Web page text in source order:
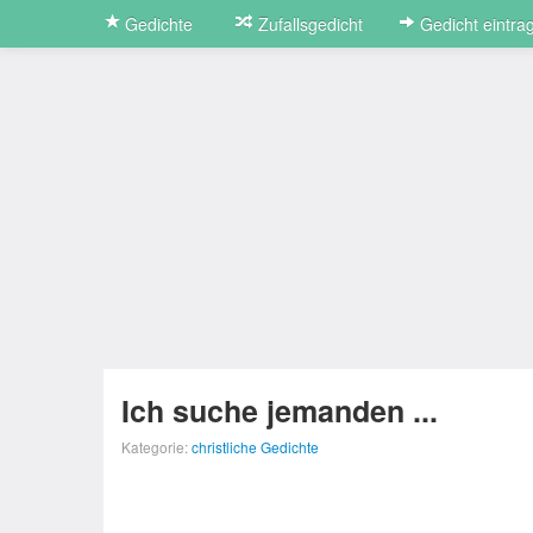
Gedichte Zufallsgedicht Gedicht
Ich suche jemanden ...
Kategorie:christliche Gedichte